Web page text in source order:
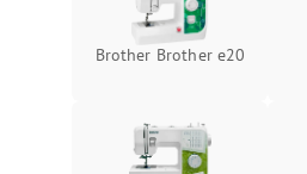
Brother Brother e20